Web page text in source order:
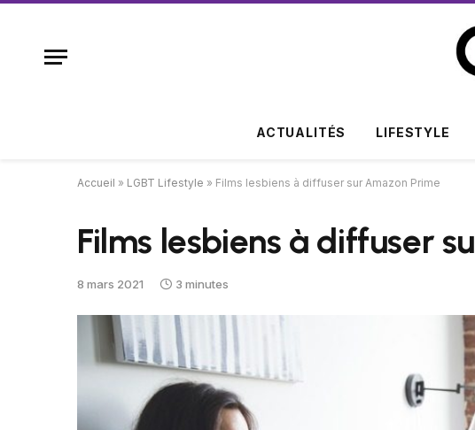
ACTUALITÉS LIFESTYLE
Accueil » LGBT Lifestyle » Films lesbiens à diffuser sur Amazon Prime
Films lesbiens à diffuser
8 mars 2021 3 minutes